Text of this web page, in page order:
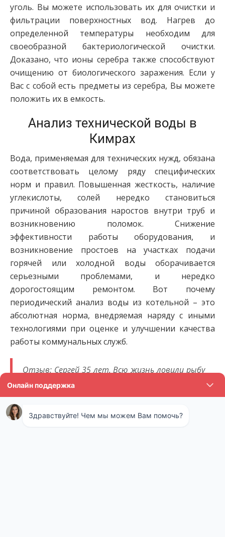
уголь. Вы можете использовать их для очистки и
фильтрации поверхностных вод. Нагрев до
определенной температуры необходим для
своеобразной бактериологической очистки.
Доказано, что ионы серебра также способствуют
очищению от биологического заражения. Если у
Вас с собой есть предметы из серебра, Вы можете
положить их в емкость.
Анализ технической воды в
Кимрах
Вода, применяемая для технических нужд, обязана
соответствовать целому ряду специфических
норм и правил. Повышенная жесткость, наличие
углекислоты, солей нередко становиться
причиной образования наростов внутри труб и
возникновению поломок. Снижение
эффективности работы оборудования, и
возникновение простоев на участках подачи
горячей или холодной воды оборачивается
серьезными проблемами, и нередко
дорогостоящим ремонтом. Вот почему
периодический анализ воды из котельной – это
абсолютная норма, внедряемая наряду с иными
технологиями при оценке и улучшении качества
работы коммунальных служб.
Отзыв: Сергей 35 лет. Всю жизнь ловили рыбу
на озере. Но тут внезапно она вся куда-то из
него пропала. Мы решили, что все дело в воде,
озеро с некоторых пор. Пошли на прием к